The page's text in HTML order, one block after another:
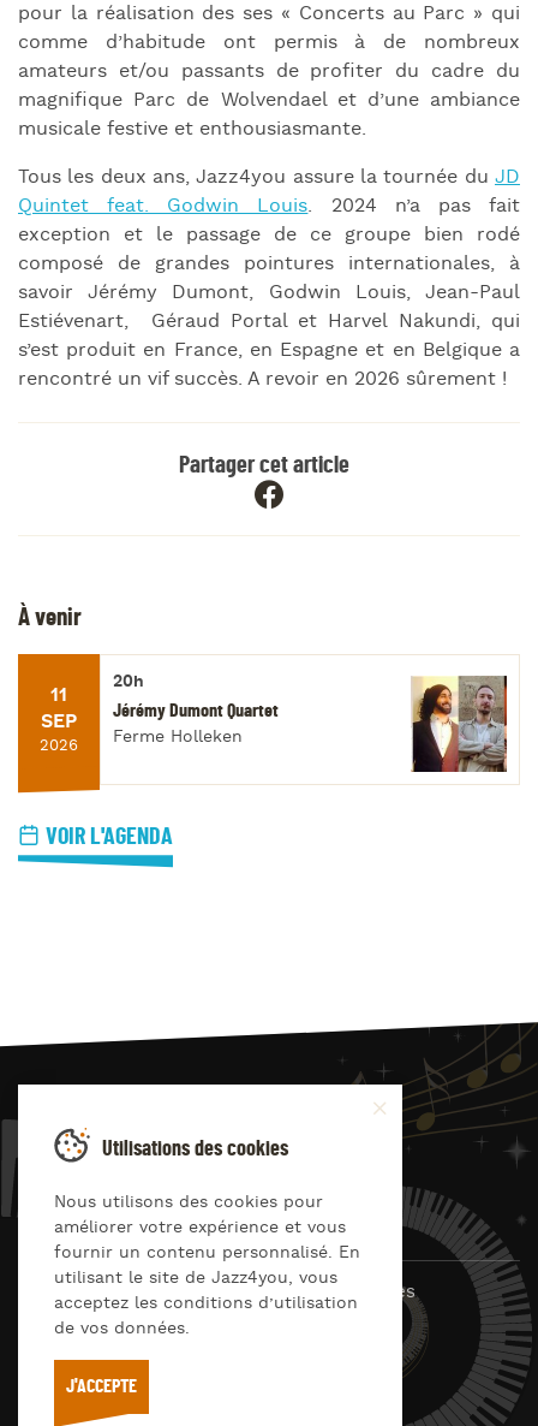
pour la réalisation des ses « Concerts au Parc » qui
comme d’habitude ont permis à de nombreux
amateurs et/ou passants de profiter du cadre du
magnifique Parc de Wolvendael et d’une ambiance
musicale festive et enthousiasmante.
Tous les deux ans, Jazz4you assure la tournée du JD
Quintet feat. Godwin Louis. 2024 n’a pas fait
exception et le passage de ce groupe bien rodé
composé de grandes pointures internationales, à
savoir Jérémy Dumont, Godwin Louis, Jean-Paul
Estiévenart, Géraud Portal et Harvel Nakundi, qui
s’est produit en France, en Espagne et en Belgique a
rencontré un vif succès. A revoir en 2026 sûrement !
Partager cet article
À venir
11
SEP
2026
20h
Jérémy Dumont Quartet
Ferme Holleken
VOIR L'AGENDA
JAZZ4
© Jazz4you 2019 – 2026 Tous droits réservés
Déclaration de confidentialité
RGPD & consentement
Conditions générales d’utilisation
Utilisations des cookies
Nous utilisons des cookies pour
améliorer votre expérience et vous
fournir un contenu personnalisé. En
utilisant le site de Jazz4you, vous
acceptez les conditions d’utilisation
de vos données.
J'ACCEPTE